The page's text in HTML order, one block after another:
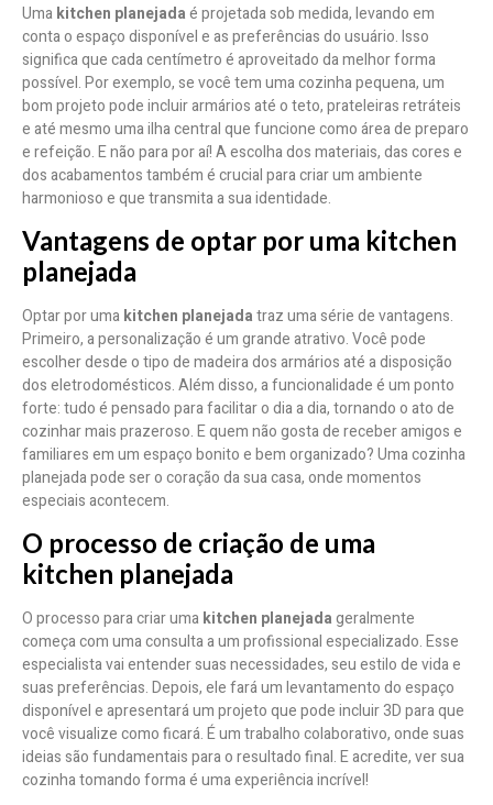
Umakitchen planejadaé projetada sob medida, levando em
conta o espaço disponível e as preferências do usuário. Isso
significa que cada centímetro é aproveitado da melhor forma
possível. Por exemplo, se você tem uma cozinha pequena, um
bom projeto pode incluir armários até o teto, prateleiras retráteis
e até mesmo uma ilha central que funcione como área de preparo
e refeição. E não para por aí! A escolha dos materiais, das cores e
dos acabamentos também é crucial para criar um ambiente
harmonioso e que transmita a sua identidade.
Vantagens de optar por uma kitchen
planejada
Optar por umakitchen planejadatraz uma série de vantagens.
Primeiro, a personalização é um grande atrativo. Você pode
escolher desde o tipo de madeira dos armários até a disposição
dos eletrodomésticos. Além disso, a funcionalidade é um ponto
forte: tudo é pensado para facilitar o dia a dia, tornando o ato de
cozinhar mais prazeroso. E quem não gosta de receber amigos e
familiares em um espaço bonito e bem organizado? Uma cozinha
planejada pode ser o coração da sua casa, onde momentos
especiais acontecem.
O processo de criação de uma
kitchen planejada
O processo para criar umakitchen planejadageralmente
começa com uma consulta a um profissional especializado. Esse
especialista vai entender suas necessidades, seu estilo de vida e
suas preferências. Depois, ele fará um levantamento do espaço
disponível e apresentará um projeto que pode incluir 3D para que
você visualize como ficará. É um trabalho colaborativo, onde suas
ideias são fundamentais para o resultado final. E acredite, ver sua
cozinha tomando forma é uma experiência incrível!